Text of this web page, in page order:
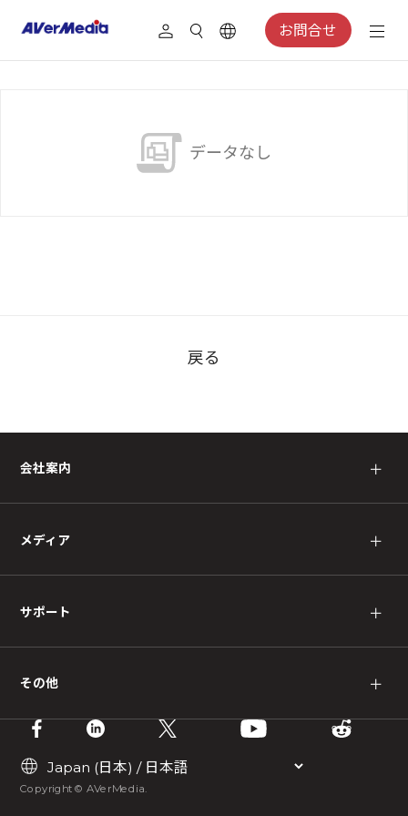
お問合せ
データなし
戻る
会社案内 ＋
メディア ＋
サポート ＋
その他 ＋
Copyright © AVerMedia.